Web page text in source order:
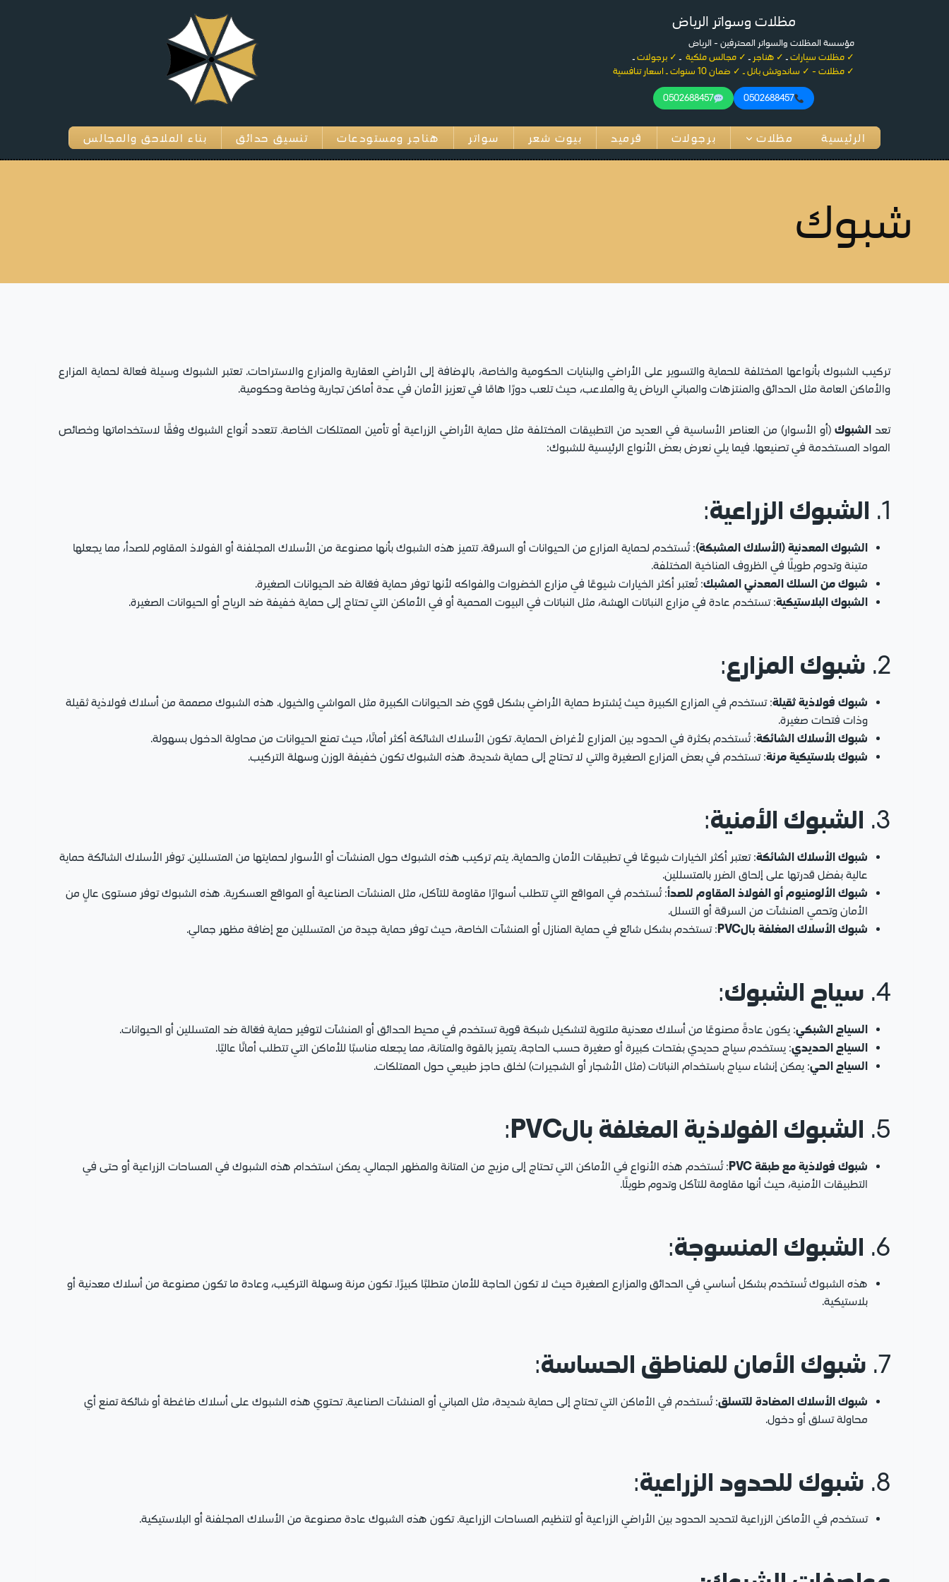
مظلات وسواتر الرياض
مؤسسة المظلات والسواتر المحترفين - الرياض
✓ مظلات سيارات ـ ✓ هناجر ـ ✓ مجالس ملكية ـ ✓ برجولات ـ
✓ مظلات - ✓ ساندوتش بانل ـ ✓ ضمان 10 سنوات ـ اسعار تنافسية
0502688457
0502688457
الرئيسية مظلات برجولات قرميد بيوت شعر سواتر هناجر ومستودعات تنسيق حدائق بناء الملاحق والمجالس
شبوك
تركيب الشبوك بأنواعها المختلفة للحماية والتسوير على الأراضي والبنايات الحكومية والخاصة، بالإضافة إلى الأراضي العقارية والمزارع والاستراحات. تعتبر الشبوك وسيلة فعالة لحماية المزارع
والأماكن العامة مثل الحدائق والمنتزهات والمباني الرياض ية والملاعب، حيث تلعب دورًا هامًا في تعزيز الأمان في عدة أماكن تجارية وخاصة وحكومية.
تعد الشبوك (أو الأسوار) من العناصر الأساسية في العديد من التطبيقات المختلفة مثل حماية الأراضي الزراعية أو تأمين الممتلكات الخاصة. تتعدد أنواع الشبوك وفقًا لاستخداماتها وخصائص
المواد المستخدمة في تصنيعها. فيما يلي نعرض بعض الأنواع الرئيسية للشبوك:
1. الشبوك الزراعية:
الشبوك المعدنية (الأسلاك المشبكة): تُستخدم لحماية المزارع من الحيوانات أو السرقة. تتميز هذه الشبوك بأنها مصنوعة من الأسلاك المجلفنة أو الفولاذ المقاوم للصدأ، مما يجعلها
متينة وتدوم طويلًا في الظروف المناخية المختلفة.
شبوك من السلك المعدني المشبك: تُعتبر أكثر الخيارات شيوعًا في مزارع الخضروات والفواكه لأنها توفر حماية فعّالة ضد الحيوانات الصغيرة.
الشبوك البلاستيكية: تستخدم عادة في مزارع النباتات الهشة، مثل النباتات في البيوت المحمية أو في الأماكن التي تحتاج إلى حماية خفيفة ضد الرياح أو الحيوانات الصغيرة.
2. شبوك المزارع:
شبوك فولاذية ثقيلة: تستخدم في المزارع الكبيرة حيث يُشترط حماية الأراضي بشكل قوي ضد الحيوانات الكبيرة مثل المواشي والخيول. هذه الشبوك مصممة من أسلاك فولاذية ثقيلة
وذات فتحات صغيرة.
شبوك الأسلاك الشائكة: تُستخدم بكثرة في الحدود بين المزارع لأغراض الحماية. تكون الأسلاك الشائكة أكثر أمانًا، حيث تمنع الحيوانات من محاولة الدخول بسهولة.
شبوك بلاستيكية مرنة: تستخدم في بعض المزارع الصغيرة والتي لا تحتاج إلى حماية شديدة. هذه الشبوك تكون خفيفة الوزن وسهلة التركيب.
3. الشبوك الأمنية:
شبوك الأسلاك الشائكة: تعتبر أكثر الخيارات شيوعًا في تطبيقات الأمان والحماية. يتم تركيب هذه الشبوك حول المنشآت أو الأسوار لحمايتها من المتسللين. توفر الأسلاك الشائكة حماية
عالية بفضل قدرتها على إلحاق الضرر بالمتسللين.
شبوك الألومنيوم أو الفولاذ المقاوم للصدأ: تُستخدم في المواقع التي تتطلب أسوارًا مقاومة للتآكل، مثل المنشآت الصناعية أو المواقع العسكرية. هذه الشبوك توفر مستوى عالٍ من
الأمان وتحمي المنشآت من السرقة أو التسلل.
شبوك الأسلاك المغلفة بالPVC : تستخدم بشكل شائع في حماية المنازل أو المنشآت الخاصة، حيث توفر حماية جيدة من المتسللين مع إضافة مظهر جمالي.
4. سياج الشبوك:
السياج الشبكي: يكون عادةً مصنوعًا من أسلاك معدنية ملتوية لتشكيل شبكة قوية تستخدم في محيط الحدائق أو المنشآت لتوفير حماية فعّالة ضد المتسللين أو الحيوانات.
السياج الحديدي: يستخدم سياج حديدي بفتحات كبيرة أو صغيرة حسب الحاجة. يتميز بالقوة والمتانة، مما يجعله مناسبًا للأماكن التي تتطلب أمانًا عاليًا.
السياج الحي: يمكن إنشاء سياج باستخدام النباتات (مثل الأشجار أو الشجيرات) لخلق حاجز طبيعي حول الممتلكات.
5. الشبوك الفولاذية المغلفة بالPVC :
شبوك فولاذية مع طبقة PVC
: تُستخدم هذه الأنواع في الأماكن التي تحتاج إلى مزيج من المتانة والمظهر الجمالي. يمكن استخدام هذه الشبوك في المساحات الزراعية أو حتى في
التطبيقات الأمنية، حيث أنها مقاومة للتآكل وتدوم طويلًا.
6. الشبوك المنسوجة:
هذه الشبوك تُستخدم بشكل أساسي في الحدائق والمزارع الصغيرة حيث لا تكون الحاجة للأمان متطلبًا كبيرًا. تكون مرنة وسهلة التركيب، وعادة ما تكون مصنوعة من أسلاك معدنية أو
بلاستيكية.
7. شبوك الأمان للمناطق الحساسة:
شبوك الأسلاك المضادة للتسلق: تُستخدم في الأماكن التي تحتاج إلى حماية شديدة، مثل المباني أو المنشآت الصناعية. تحتوي هذه الشبوك على أسلاك ضاغطة أو شائكة تمنع أي
محاولة تسلق أو دخول.
8. شبوك للحدود الزراعية:
تستخدم في الأماكن الزراعية لتحديد الحدود بين الأراضي الزراعية أو لتنظيم المساحات الزراعية. تكون هذه الشبوك عادة مصنوعة من الأسلاك المجلفنة أو البلاستيكية.